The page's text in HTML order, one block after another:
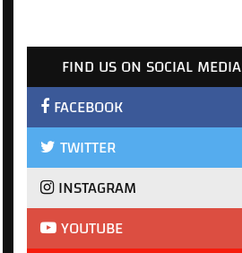
FIND US ON SOCIAL MEDIA
FACEBOOK
TWITTER
INSTAGRAM
YOUTUBE